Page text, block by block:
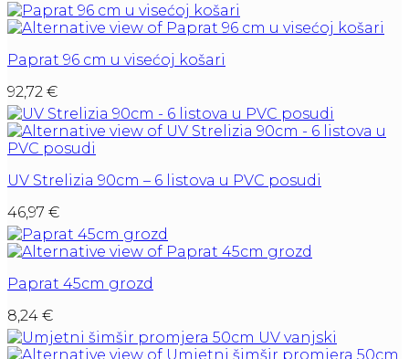
Paprat 96 cm u visećoj košari
92,72 €
UV Strelizia 90cm – 6 listova u PVC posudi
46,97 €
Paprat 45cm grozd
8,24 €